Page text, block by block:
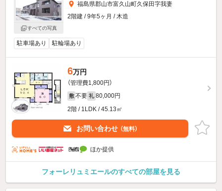
すべての写真
福島県郡山市富久山町久保田字我妻
2階建 / 9年5ヶ月 / 木造
駐車場あり 駐輪場あり
6万円
（管理費1,800円）
敷 不要 礼 80,000円
2階 / 1LDK / 45.13㎡
お問い合わせ （無料）
ほか提供
フォーレリュミエールのすべての部屋を見る